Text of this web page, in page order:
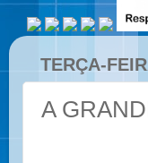
TERÇA-
A